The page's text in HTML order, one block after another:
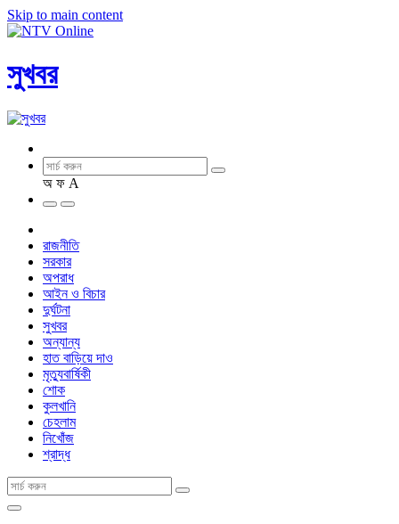
Skip to main content
সুখবর
অ ফ A
রাজনীতি
সরকার
অপরাধ
আইন ও বিচার
দুর্ঘটনা
সুখবর
অন্যান্য
হাত বাড়িয়ে দাও
মৃত্যুবার্ষিকী
শোক
কুলখানি
চেহলাম
নিখোঁজ
শ্রাদ্ধ